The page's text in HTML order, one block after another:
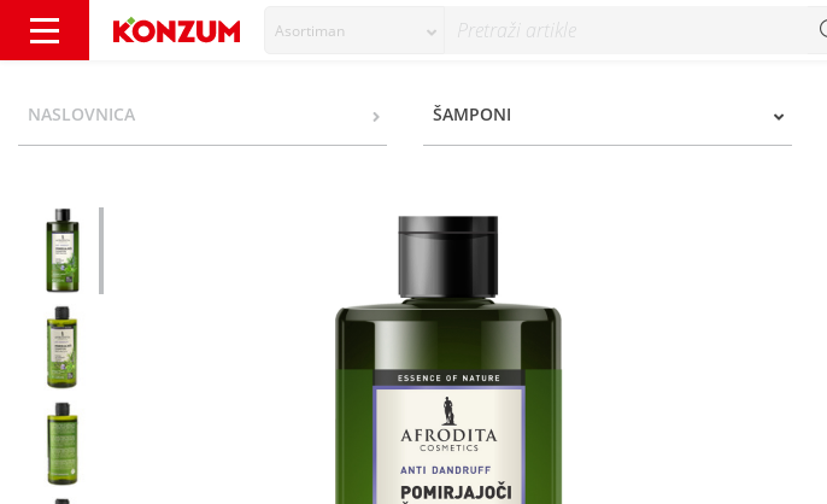
Asortiman
NASLOVNICA ŠAMPONI